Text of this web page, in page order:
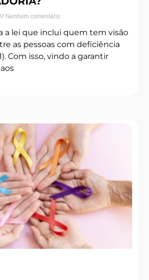
Nenhum comentário
a lei que inclui quem tem visão
as pessoas com deficiência
Com isso, vindo a garantir